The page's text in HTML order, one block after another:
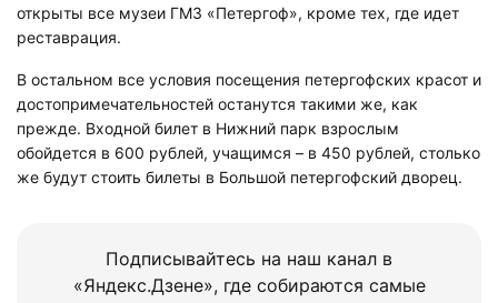
открыты все музеи ГМЗ «Петергоф», кроме тех, где идет
реставрация.
В остальном все условия посещения петергофских красот и
достопримечательностей останутся такими же, как
прежде. Входной билет в Нижний парк взрослым
обойдется в 600 рублей, учащимся – в 450 рублей, столько
же будут стоить билеты в Большой петергофский дворец.
Подписывайтесь на наш канал в
«Яндекс.Дзене», где собираются самые